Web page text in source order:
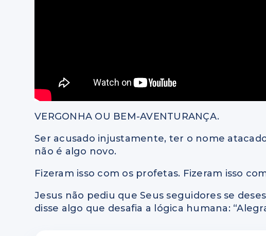
VERGONHA OU BEM-AVENTURANÇA.
Ser acusado injustamente, ter o nome
não é algo novo.
Fizeram isso com os profetas. Fizeram isso
Jesus não pediu que Seus seguidores se
disse algo que desafia a lógica humana: